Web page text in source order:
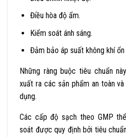
Điều hòa độ ẩm.
Kiểm soát ánh sáng.
Đảm bảo áp suất không khí
Những ràng buộc tiêu chuẩn
xuất ra các sản phẩm an toàn
dụng.
Các cấp độ sạch theo GMP
soát được quy định bởi tiêu